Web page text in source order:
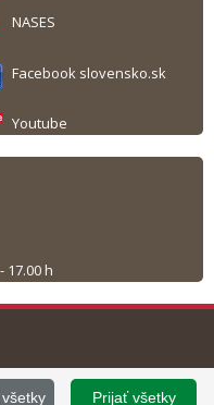
NASES
Facebook slovensko.sk
Youtube
17.00 h
Prevádzku stránky
Prijať všetky